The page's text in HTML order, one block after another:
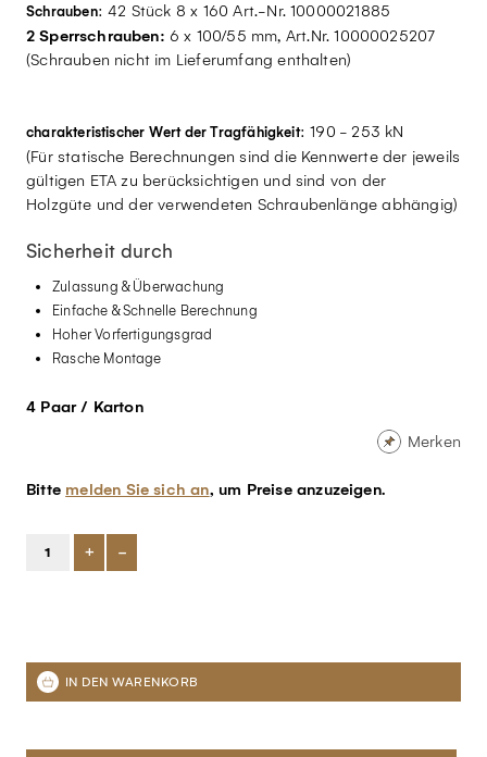
Schrauben: 42 Stück 8 x 160 Art.-Nr. 10000021885
2 Sperrschrauben: 6 x 100/55 mm, Art.Nr. 10000025207
(Schrauben nicht im Lieferumfang enthalten)
charakteristischer Wert der Tragfähigkeit: 190 - 253 kN
(Für statische Berechnungen sind die Kennwerte der jeweils
gültigen ETA zu berücksichtigen und sind von der
Holzgüte und der verwendeten Schraubenlänge abhängig)
Sicherheit durch
Zulassung & Überwachung
Einfache & Schnelle Berechnung
Hoher Vorfertigungsgrad
Rasche Montage
4 Paar / Karton
Merken
Bitte melden Sie sich an, um Preise anzuzeigen.
+ -